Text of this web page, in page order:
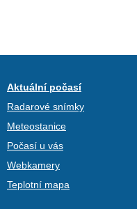
Aktuální počasí
Radarové snímky
Meteostanice
Počasí u vás
Webkamery
Teplotní mapa